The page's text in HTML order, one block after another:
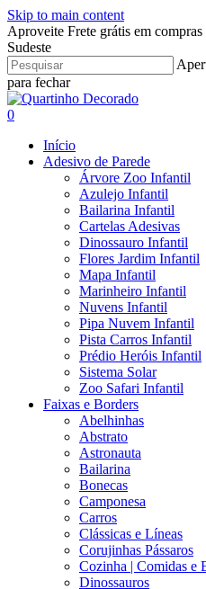
Skip to main content
Aproveite Frete grátis em
Sudeste
para fechar
Close
Search
search
account
0
Início
Adesivo de Parede
Árvore Zoo Infantil
Azulejo Infantil
Bailarina Infantil
Cartelas Adesivas
Dinossauro Infantil
Flores Jardim Infantil
Mapa Infantil
Marinheiro Infantil
Nuvens Infantil
Pipa Nuvem Infantil
Pista Carros Infantil
Prédio Heróis Infantil
Sistema Solar
Zoo Safari Infantil
Faixas e Borders
Abelhinhas
Abstrato
Astronauta
Bailarina
Bonecas
Camponesa
Carros
Clássicas e Líneas
Corujinhas Pássaros
Cozinha | Comidas e
Dinossauros